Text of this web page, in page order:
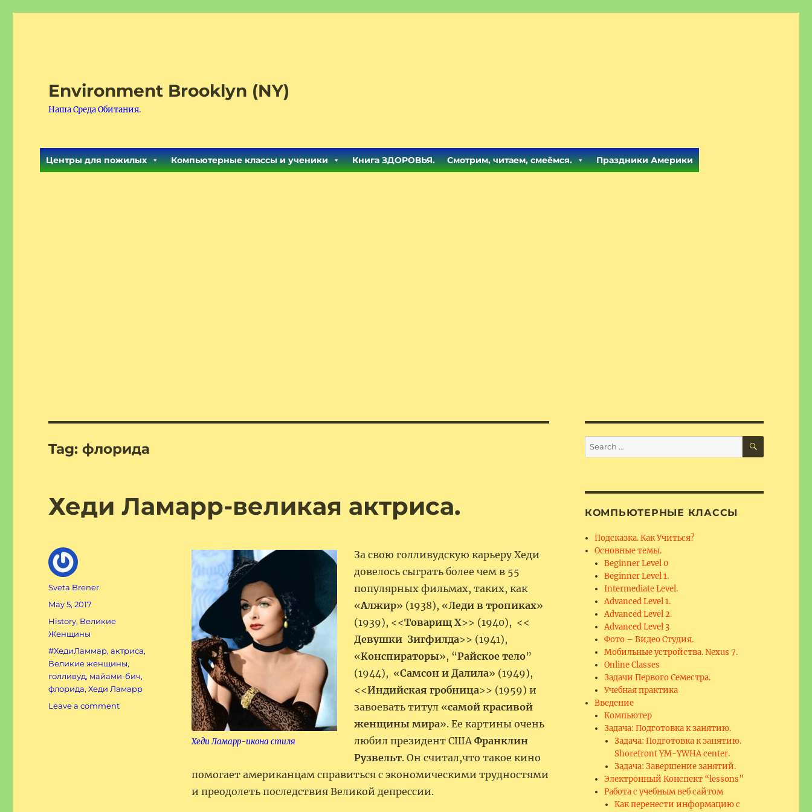
Environment Brooklyn (NY)
Наша Среда Обитания.
Центры для пожилых Компьютерные классы и ученики Книга ЗДОРОВЬЯ. Смотрим, читаем, смеёмся. Праздники Америки
Tag:флорида
Хеди Ламарр-великая актриса.
Хеди Ламарр-икона стиля
За свою голливудскую карьеру Хеди
довелось сыграть более чем в 55
популярных фильмах, таких, как
«Алжир» (1938), «Леди в тропиках»
(1939), <<Товарищ Х>> (1940), <<
Девушки Зигфилда>> (1941),
«Конспираторы», “Райское тело”
(1944), «Самсон и Далила» (1949),
<<Индийская гробница>> (1959) и
завоевать титул «самой красивой
женщины мира». Ее картины очень
любил президент СШАФранклин
Рузвельт. Он считал,что такое кино
помогает американцам справиться с экономическими трудностями
и преодолеть последствия Великой депрессии.
Author
Sveta Brener
Posted
on
May 5, 2017
Categories
History, Великие
Женщины
Tags
#ХедиЛаммар,актриса,
Великие женщины,
голливуд, майами-бич,
флорида,Хеди Ламарр
Leave a commenton
Search
for:
SEARCH
КОМПЬЮТЕРНЫЕ КЛАССЫ
Подсказка. Как Учиться?
Основные темы.
Beginner Level 0
Beginner Level 1.
Intermediate Level.
Advanced Level 1.
Advanced Level 2.
Advanced Level 3
Фото – Видео Студия.
Мобильные устройства. Nexus 7.
Online Classes
Задачи Первого Семестра.
Учебная практика
Введение
Компьютер
Задача: Подготовка к занятию.
Задача: Подготовка к занятию.
Shorefront YM-YWHA center.
Задача: Завершение занятий.
Электронный Конспект “lessons”
Работа с учебным веб сайтом
Как перенести информацию с